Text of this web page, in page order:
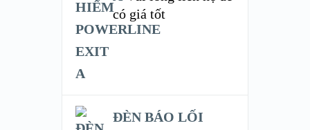
có giá tốt
ĐÈN BÁO LỐI